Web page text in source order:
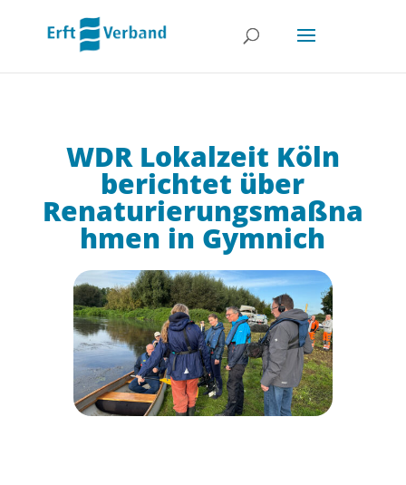
WDR Lokalzeit Köln
berichtet über
Renaturierungsmaßna
hmen in Gymnich